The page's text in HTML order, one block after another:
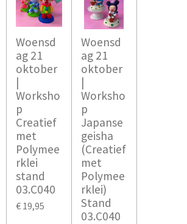
Woensd
ag 21
oktober
|
Worksho
p
Creatief
met
Polymee
rklei
stand
03.C040
€ 19,95
Woensd
ag 21
oktober
|
Worksho
p
Japanse
geisha
(Creatief
met
Polymee
rklei)
Stand
03.C040